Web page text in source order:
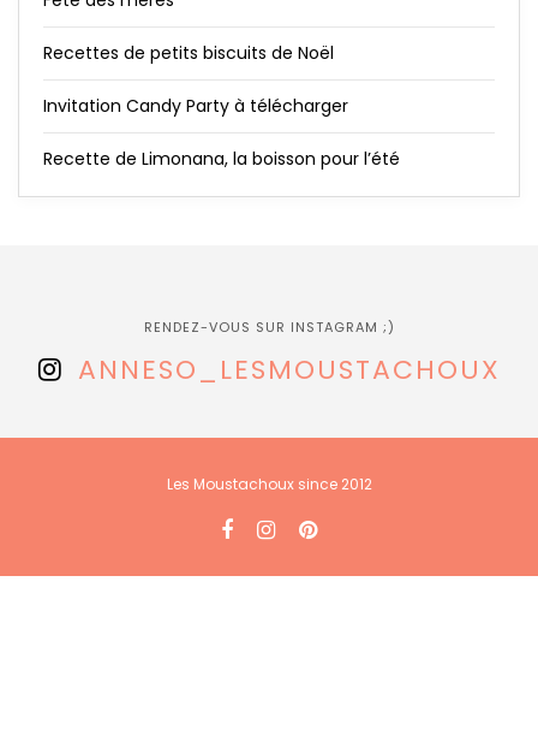
Recettes de petits biscuits de Noël
Invitation Candy Party à télécharger
Recette de Limonana, la boisson pour l’été
RENDEZ-VOUS SUR INSTAGRAM ;)
ANNESO_LESMOUSTACHOUX
Les Moustachoux since 2012